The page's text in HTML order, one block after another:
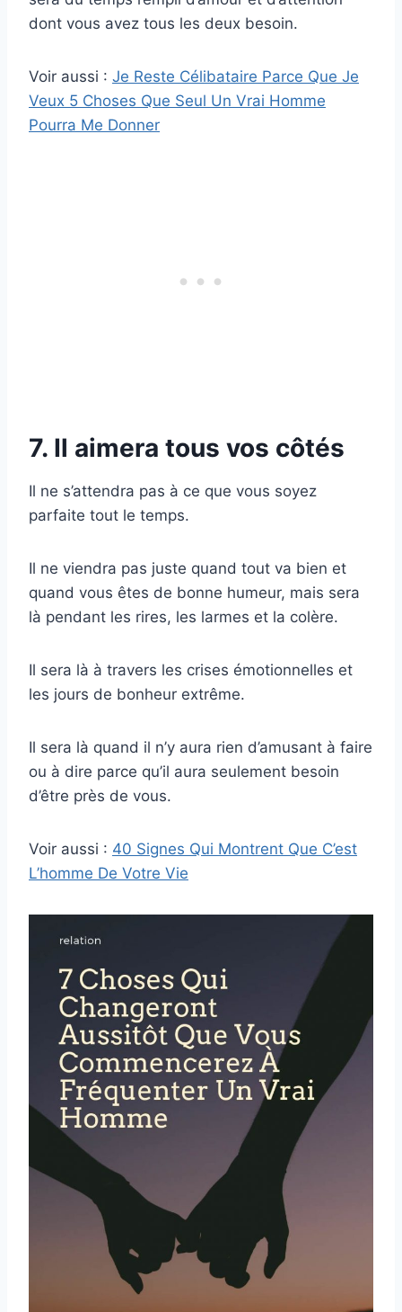
dont vous avez tous les deux besoin.
Voir aussi : Je Reste Célibataire Parce Que Je
Veux 5 Choses Que Seul Un Vrai Homme
Pourra Me Donner
7. Il aimera tous vos côtés
Il ne s’attendra pas à ce que vous soyez
parfaite tout le temps.
Il ne viendra pas juste quand tout va bien et
quand vous êtes de bonne humeur, mais sera
là pendant les rires, les larmes et la colère.
Il sera là à travers les crises émotionnelles et
les jours de bonheur extrême.
Il sera là quand il n’y aura rien d’amusant à faire
ou à dire parce qu’il aura seulement besoin
d’être près de vous.
Voir aussi : 40 Signes Qui Montrent Que C’est
L’homme De Votre Vie